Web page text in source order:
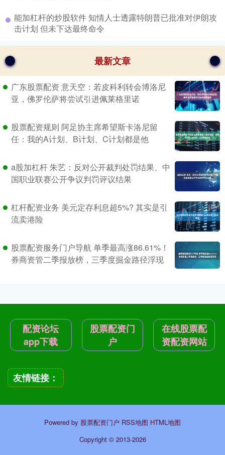
​能加杠杆的炒股软件 知情人士透露特朗普已批准对伊朗攻
击计划 但未下达最终命令
最新文章
广东股票配资 意天空：若皮科利转会博洛尼
亚，佛罗伦萨将尝试引进佩莱格里诺
股票配资规则 阿足协主席希望斯卡洛尼留
任：我的A计划、B计划、C计划都是他
a股加杠杆 朱艺：反对公开裁判处罚结果、中
国职业联赛公开争议判罚评议结果
杠杆配资业务 美元定存利息超5%? 其实是引
流卖港险
股票配资服务门户导航 单季最高涨86.61%！
券商资管二季报放榜，三季度掘金路径浮现
配资论坛
app下载
股票配资门
户
在线股票配
资配资网站
友情链接：
Powered by 股票配资门户 RSS地图 HTML地图
Copyright © 2013-2026